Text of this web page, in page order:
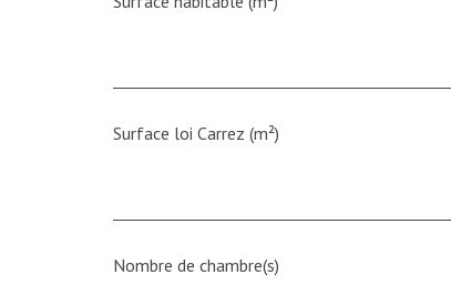
Surface loi Carrez (m²)
Nombre de chambre(s)